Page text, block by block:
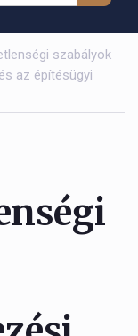
szabályok
az építésügyi